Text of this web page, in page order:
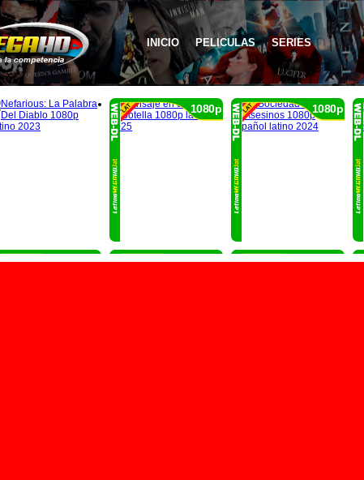
INICIO PELICULAS SERIES
1080p 1080p
1080p 1080p 1080p